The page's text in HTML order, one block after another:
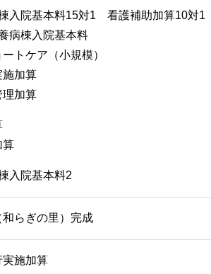
入院基本料15対1 看護補助加算10対1
病棟入院基本料
トケア（小規模）
施加算
理加算
算
入院基本料2
らぎの里）完成
実施加算